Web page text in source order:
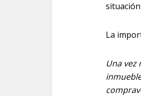
La
Una vez